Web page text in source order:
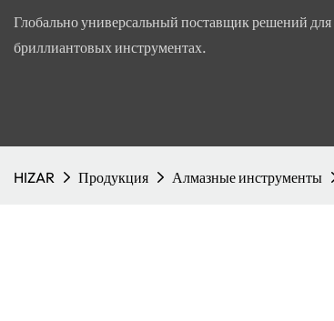
Глобально универсальный поставщик решений
бриллиантовых инструментах.
HIZAR Продукция Алмазные инструменты